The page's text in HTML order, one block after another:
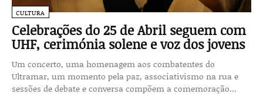
CULTURA
Celebrações do 25 de Abril seguem com
UHF, cerimónia solene e voz dos jovens
Um concerto, uma homenagem aos combatentes do
Ultramar, um momento pela paz, associativismo na rua e
sessões de debate e conversa compõem a comemoração...